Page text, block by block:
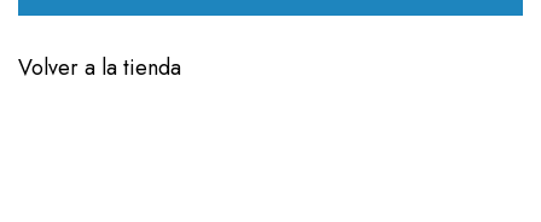
Volver a la tienda